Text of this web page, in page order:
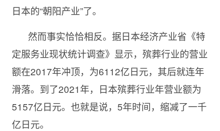
日本的“朝阳产业”了。
然而事实恰恰相反。据日本经济产业省《特
定服务业现状统计调查》显示，殡葬行业的营业
额在2017年冲顶，为6112亿日元，其后就连年
滑落。到了2021年，日本殡葬行业年营业额为
5157亿日元。也就是说，5年时间，缩减了一千
亿日元。